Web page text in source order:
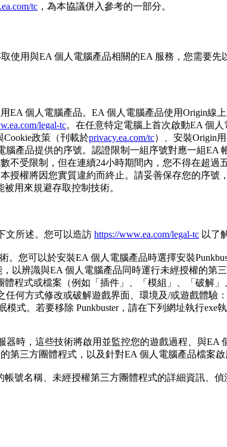
tc ，為本協議併入參考的一部分。
用與EA 個人電腦產品相關的EA 服務，您需要先
個人電腦產品。EA 個人電腦產品使用Origin線上
legal-tc。在任意特定電腦上首次啟動EA 個
政策（刊載於privacy.ea.com/tc）、安裝Origin
產品提供的序號。認證限制一組序號對應一組EA
不受限制，但在連續24小時期間內，您不得在超
授權將因您實質違約而終止。請妥善保存您的序
用來規避存取控制技術。
文所述。您可以造訪 https://www.ea.com/legal-tc 以了
。您可以於安裝EA 個人電腦產品時選擇安裝
以辨識與EA 個人電腦產品同時運行未經授權的第
程式或檔案（例如「插件」、「模組」、「破解
何方式修改或破解遊戲界面、環境及/或遊戲體驗
式。若要移除 Punkbuster，請在下列網址執行exe執
時，這些技術將啟用並監控您的遊戲過程、與EA
三方團體程式，以及針對EA 個人電腦產品檔案啟
號名稱、未經授權第三方團體程式的詳細資訊、